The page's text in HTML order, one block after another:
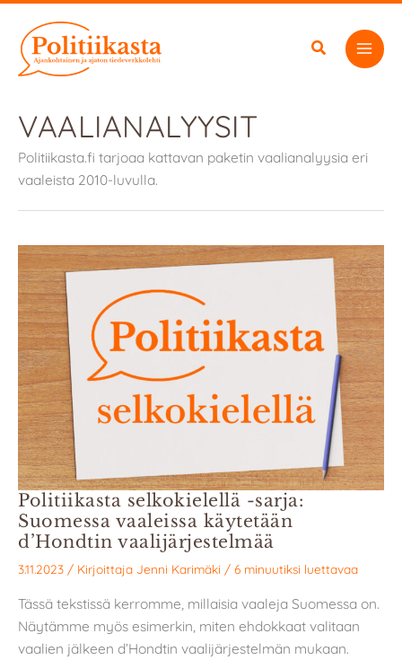
sisältöön
VAALIANALYYSIT
Politiikasta.fi tarjoaa kattavan paketin vaalianalyysia eri
vaaleista 2010-luvulla.
Politiikasta selkokielellä -sarja:
Suomessa vaaleissa käytetään
d’Hondtin vaalijärjestelmää
3.11.2023 / Kirjoittaja Jenni Karimäki / 6 minuutiksi luettavaa
Tässä tekstissä kerromme, millaisia vaaleja Suomessa on.
Näytämme myös esimerkin, miten ehdokkaat valitaan
vaalien jälkeen d’Hondtin vaalijärjestelmän mukaan.